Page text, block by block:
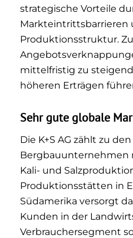
strategische Vorteile
Markteintrittsbarrieren
Produktionsstruktur.
mittelfristig zu
höheren Erträgen
Sehr gute globale
Die K+S AG zählt zu
Bergbauunternehmen
Kali- und
Produktionsstätten in
Südamerika versorgt
Kunden in der
Verbrauchersegment